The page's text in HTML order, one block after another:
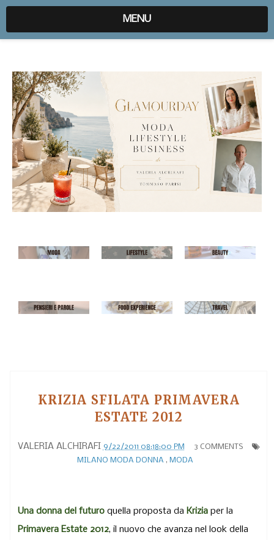
expr:lang=it;data:blog.locale
MENU
KRIZIA SFILATA PRIMAVERA
ESTATE 2012
VALERIA ALCHIRAFI 9/22/2011 08:18:00 PM
3 COMMENTS
MILANO MODA DONNA , MODA
Una donna del futuro quella proposta da Kriziaper la
Primavera Estate 2012, il nuovo che avanza nel look della